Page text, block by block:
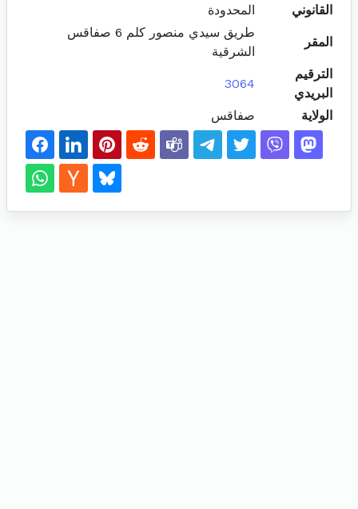
القانوني
المحدودة
المقر
طريق سيدي منصور كلم 6 صفاقس
الشرقية
الترقيم
البريدي
3064
الولاية صفاقس